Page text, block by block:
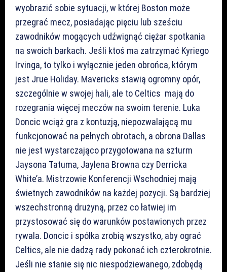
wyobrazić sobie sytuacji, w której Boston może
przegrać mecz, posiadając pięciu lub sześciu
zawodników mogących udźwignąć ciężar spotkania
na swoich barkach. Jeśli ktoś ma zatrzymać Kyriego
Irvinga, to tylko i wyłącznie jeden obrońca, którym
jest Jrue Holiday. Mavericks stawią ogromny opór,
szczególnie w swojej hali, ale to Celtics mają do
rozegrania więcej meczów na swoim terenie. Luka
Doncic wciąż gra z kontuzją, niepozwalającą mu
funkcjonować na pełnych obrotach, a obrona Dallas
nie jest wystarczająco przygotowana na szturm
Jaysona Tatuma, Jaylena Browna czy Derricka
White’a. Mistrzowie Konferencji Wschodniej mają
świetnych zawodników na każdej pozycji. Są bardziej
wszechstronną drużyną, przez co łatwiej im
przystosować się do warunków postawionych przez
rywala. Doncic i spółka zrobią wszystko, aby ograć
Celtics, ale nie dadzą rady pokonać ich czterokrotnie.
Jeśli nie stanie się nic niespodziewanego, zdobędą